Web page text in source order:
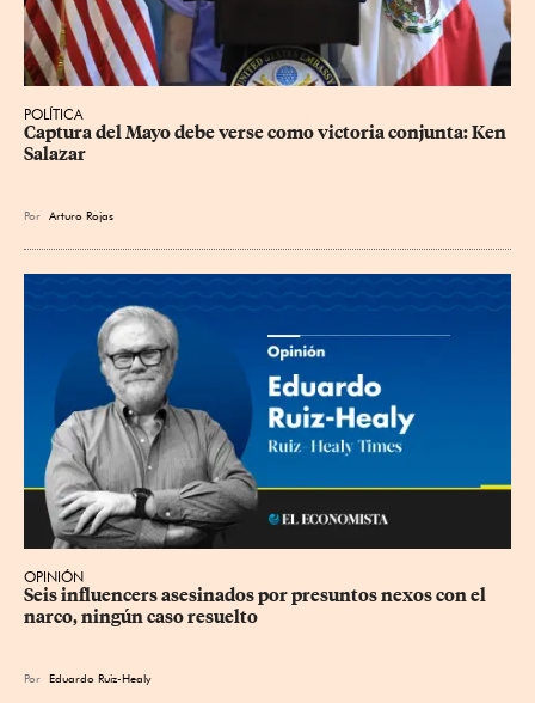
POLÍTICA
Captura del Mayo debe verse como victoria conjunta: Ken
Salazar
Por Arturo Rojas
OPINIÓN
Seis influencers asesinados por presuntos nexos con el
narco, ningún caso resuelto
Por Eduardo Ruiz-Healy